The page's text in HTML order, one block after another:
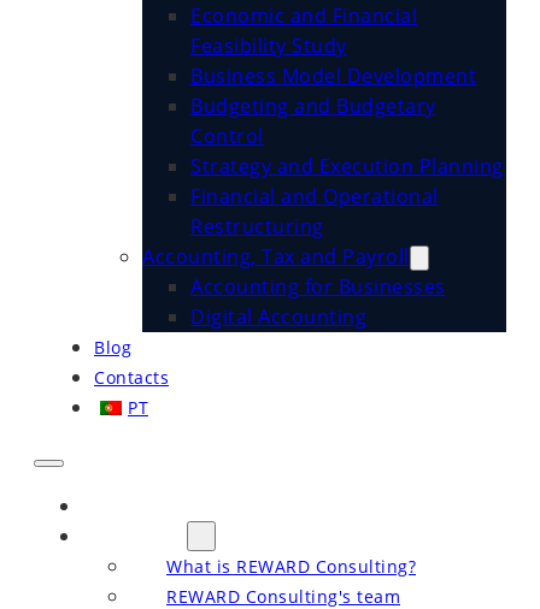
Economic and Financial
Feasibility Study
Business Model Development
Budgeting and Budgetary
Control
Strategy and Execution Planning
Financial and Operational
Restructuring
Accounting, Tax and Payroll
Accounting for Businesses
Digital Accounting
Blog
Contacts
PT
What is REWARD Consulting?
REWARD Consulting's team